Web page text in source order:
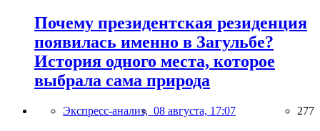
Почему президентская резиденция
появилась именно в Загульбе?
История одного места, которое
выбрала сама природа
Экспресс-анализ, 08 августа, 17:07 277